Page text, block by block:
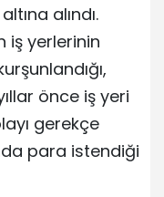
alındı.
iş yerlerinin
önce iş yeri
gerekçe
para istendiği